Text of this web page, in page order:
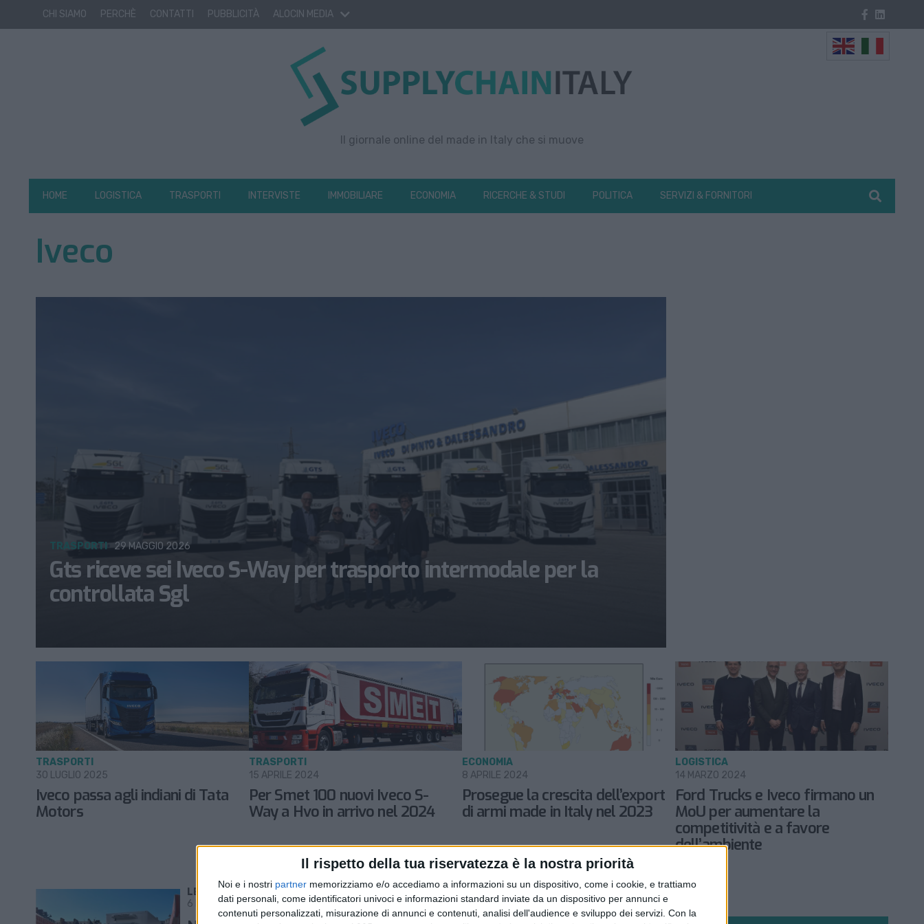
Il rispetto della tua riservatezza è la nostra priorità
Noi e i nostri partner memorizziamo e/o accediamo a informazioni su un dispositivo, come i cookie, e trattiamo
dati personali, come identificatori univoci e informazioni standard inviate da un dispositivo per annunci e
contenuti personalizzati, misurazione di annunci e contenuti, analisi dell'audience e sviluppo dei servizi. Con la
CHI SIAMO PERCHÈ CONTATTI PUBBLICITÀ ALOCIN MEDIA
Il giornale online del made in Italy che si muove
HOME LOGISTICA TRASPORTI INTERVISTE IMMOBILIARE ECONOMIA RICERCHE & STUDI POLITICA SERVIZI & FORNITORI
Iveco
Gts riceve sei Iveco S-Way per trasporto intermodale per la
controllata Sgl
TRASPORTI 29 MAGGIO 2026
Iveco passa agli indiani di Tata
Motors
TRASPORTI
30 LUGLIO 2025
Per Smet 100 nuovi Iveco S-
Way a Hvo in arrivo nel 2024
TRASPORTI
15 APRILE 2024
Prosegue la crescita dell’export
di armi made in Italy nel 2023
ECONOMIA
8 APRILE 2024
Ford Trucks e Iveco firmano un
MoU per aumentare la
competitività e a favore
dell’ambiente
LOGISTICA
14 MARZO 2024
LE ALTRE NEWS
6 LUGLIO 2023
LE ALTRE NEWS
28 SETTEMBRE 2022